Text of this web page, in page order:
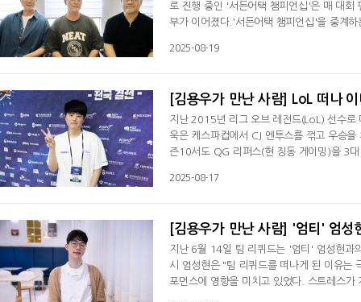
로 진행 중인 '서든어택 챔피언십'은 매 대회
부가 이어졌다.'서든어택 챔피언십'을 중계
환 캐스터는 "지난해 5년 만에 오프라인 대
2025-08-19
[김용우가 만난 사람] LoL 떠나
지난 2015년 리그 오브 레전드(LoL) 선수로
욱은 케스파컵에서 CJ 엔투스를 꺾고 우승
즌10서도 QG 리퍼스(현 징동 게이밍)을 3
합류한 이동욱은 2년 동안 팀의 주축으로 활
2025-08-17
[김용우가 만난 사람] '엄티' 엄
지난 6월 14일 팀 리퀴드는 '엄티' 엄성현과
시 엄성현은 "팀 리퀴드를 떠나게 된 이유는
포먼스에 영향을 미치고 있었다. 스트레스